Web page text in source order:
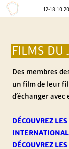
contenu
12-
FILMS DU
Des membres
un film de leur
d’échanger avec
DÉCOUVREZ
DÉCOUVREZ